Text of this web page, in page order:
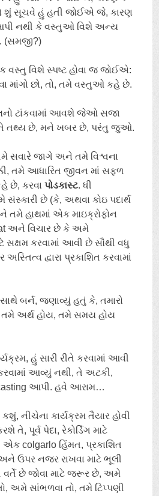
સૂચવે હું હતી જોઈએ જે, કારણ
નથી કે વસ્તુઓ વિશે અન્ય
(સમજી?)
વિશે સ્પષ્ટ હોવા જ જોઈએ:
માંગો છો, તો, તમે વસ્તુઓ કહે છે.
ટાંકવામાં આવશે જેઓ સજા
તે તથ્ય છે, મને ખબર છે, પરંતુ જુઓ.
સવારે જાગે અને તમે વિશ્વના
તમે આધારિત જીવન માં સફળ
છે, કરવાપોડકાસ્ટ. ધી
સંસ્કારી છે (કે, અથવા કોઇ પદાર્થ
તમે હાથમાં એક માઇક્રોફોન
અને વિચાર છે કે અમે
સક્ષમ કરવામાં આવી છે સૌથી વધુ
દ્વારા પ્રકાશિત કરવામાં
બર્ન, જણાવ્યું હતું કે, તમારો
તમે અર્થ હોય, તમે સમય હોય
હું સારી રીતે કરવામાં આવી
આવ્યું નથી, તે અટકી,
આપી. હવે આરામ…
નીચેના કાર્યક્રમ તૈયાર હોવી
પૂર્વ પેદા, રેકોર્ડિંગ માટે
colgarlo હિંમત, પ્રકાશિત
ઉપર નજર રાખવા માટે ભૂલી
વર્તે છે જોવા માટે જરૂર છે, અમે
અમે સાંભળવા તો, તમે ટિપ્પણી